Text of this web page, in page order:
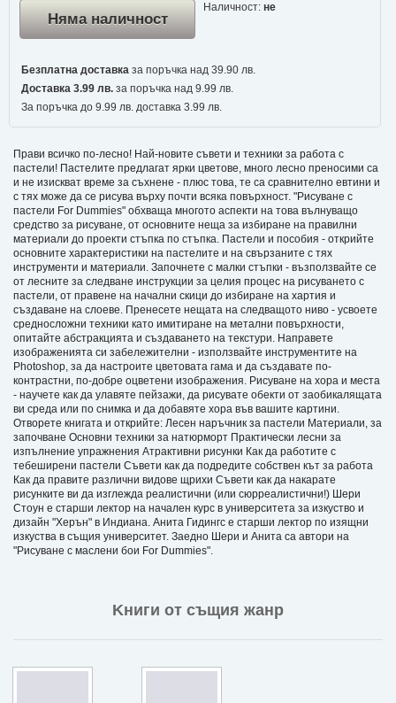
Няма наличност
Наличност: не
Безплатна доставказа поръчка над 39.90 лв.
Доставка 3.99 лв.за поръчка над 9.99 лв.
За поръчка до 9.99 лв. доставка 3.99 лв.
Прави всичко по-лесно! Най-новите съвети и техники за работа с
пастели! Пастелите предлагат ярки цветове, много лесно преносими са
и не изискват време за съхнене - плюс това, те са сравнително евтини и
с тях може да се рисува върху почти всяка повърхност. "Рисуване с
пастели For Dummies" обхваща многото аспекти на това вълнуващо
средство за рисуване, от основните неща за избиране на правилни
материали до проекти стъпка по стъпка. Пастели и пособия - открийте
основните характеристики на пастелите и на свързаните с тях
инструменти и материали. Започнете с малки стъпки - възползвайте се
от лесните за следване инструкции за целия процес на рисуването с
пастели, от правене на начални скици до избиране на хартия и
създаване на слоеве. Пренесете нещата на следващото ниво - усвоете
средносложни техники като имитиране на метални повърхности,
опитайте абстракцията и създаването на текстури. Направете
изображенията си забележителни - използвайте инструментите на
Photoshop, за да настроите цветовата гама и да създавате по-
контрастни, по-добре оцветени изображения. Рисуване на хора и места
- научете как да улавяте пейзажи, да рисувате обекти от заобикалящата
ви среда или по снимка и да добавяте хора във вашите картини.
Отворете книгата и открийте: Лесен наръчник за пастели Материали, за
започване Основни техники за натюрморт Практически лесни за
изпълнение упражнения Атрактивни рисунки Как да работите с
тебеширени пастели Съвети как да подредите собствен кът за работа
Как да правите различни видове щрихи Съвети как да накарате
рисунките ви да изглежда реалистични (или сюрреалистични!) Шери
Стоун е старши лектор на начален курс в университета за изкуство и
дизайн "Херън" в Индиана. Анита Гидингс е старши лектор по изящни
изкуства в същия университет. Заедно Шери и Анита са автори на
"Рисуване с маслени бои For Dummies".
Kниги от същия жанр